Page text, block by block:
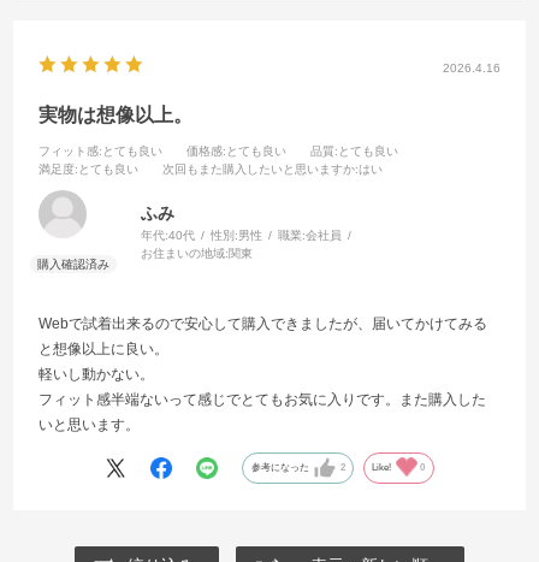
2026.4.16
実物は想像以上。
フィット感:とても良い 価格感:とても良い 品質:とても良い
満足度:とても良い 次回もまた購入したいと思いますか:はい
ふみ
年代:40代 性別:男性 職業:会社員
お住まいの地域:関東
Webで試着出来るので安心して購入できましたが、届いてかけてみる
と想像以上に良い。
軽いし動かない。
フィット感半端ないって感じでとてもお気に入りです。また購入した
いと思います。
参考になった 2 Like! 0